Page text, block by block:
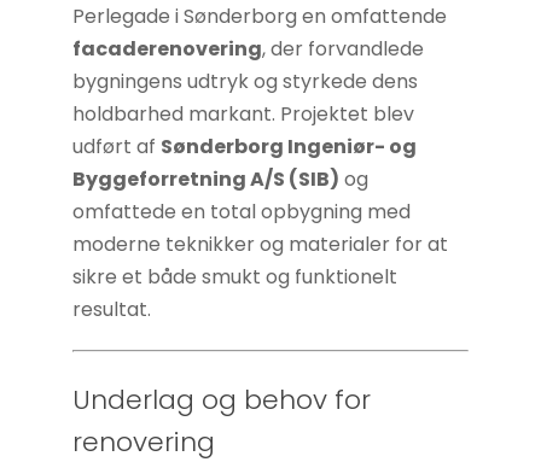
Perlegade i Sønderborg en omfattende
facaderenovering, der forvandlede
bygningens udtryk og styrkede dens
holdbarhed markant. Projektet blev
udført af Sønderborg Ingeniør- og
Byggeforretning A/S (SIB) og
omfattede en total opbygning med
moderne teknikker og materialer for at
sikre et både smukt og funktionelt
resultat.
Underlag og behov for
renovering
Nødvendige
Disse cookies
er ikke
valgfrie. De er
nødvendige
hjemmesiden
kan fungere.